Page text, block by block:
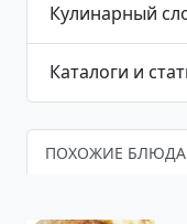
Кулинарный
Каталоги и
ПОХОЖИЕ БЛЮДА